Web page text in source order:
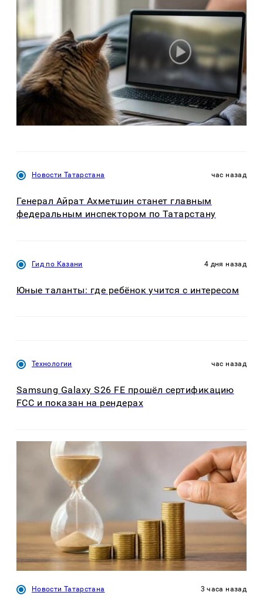
Новости Татарстана час назад
Генерал Айрат Ахметшин станет главным
федеральным инспектором по Татарстану
Гид по Казани 4 дня назад
Юные таланты: где ребёнок учится с интересом
Технологии час назад
Samsung Galaxy S26 FE прошёл сертификацию
FCC и показан на рендерах
Новости Татарстана 3 часа назад